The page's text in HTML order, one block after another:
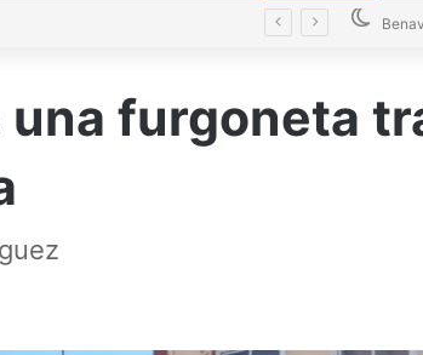
furgoneta